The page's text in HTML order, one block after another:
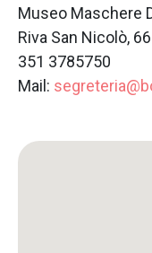
Museo Maschere
Riva San Nicolò,
351 3785750
Mail: